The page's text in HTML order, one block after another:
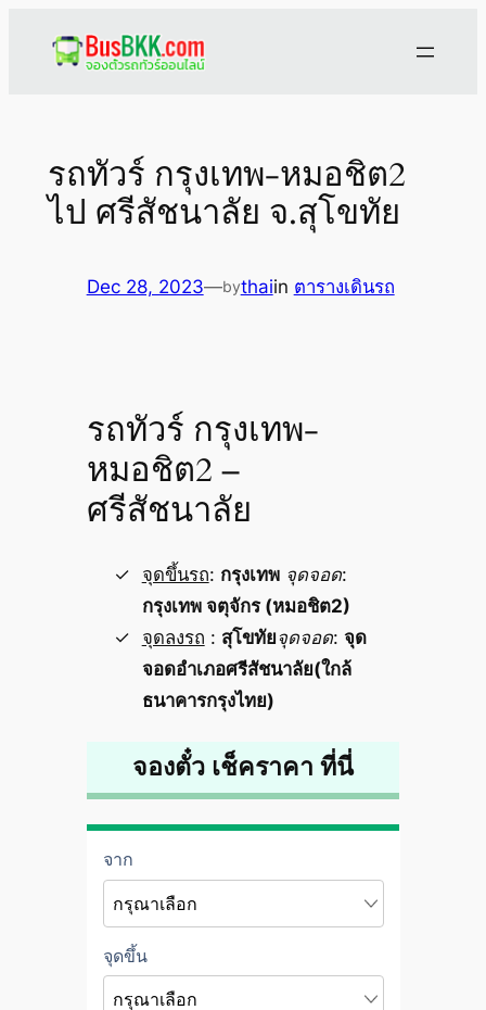
รถทัวร์ กรุงเทพ-หมอชิต2
ไป ศรีสัชนาลัย จ.สุโขทัย
Dec 28, 2023—bythaiin ตารางเดินรถ
รถทัวร์ กรุงเทพ-
หมอชิต2 –
ศรีสัชนาลัย
จุดขึ้นรถ: กรุงเทพ จุดจอด:
กรุงเทพ จตุจักร (หมอชิต2)
จุดลงรถ : สุโขทัย จุดจอด: จุด
จอดอำเภอศรีสัชนาลัย(ใกล้
ธนาคารกรุงไทย)
จองตั๋ว เช็คราคา ที่นี่